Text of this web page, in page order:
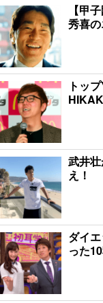
【甲
秀喜
トッ
武井
え！
ダイ
った